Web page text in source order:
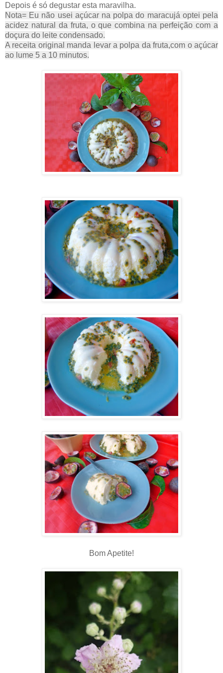
Depois é só degustar esta maravilha.
Nota= Eu não usei açúcar na polpa do maracujá optei pela
acidez natural da fruta, o que combina na perfeição com a
doçura do leite condensado.
A receita original manda levar a polpa da fruta,com o açúcar
ao lume 5 a 10 minutos.
Bom Apetite!